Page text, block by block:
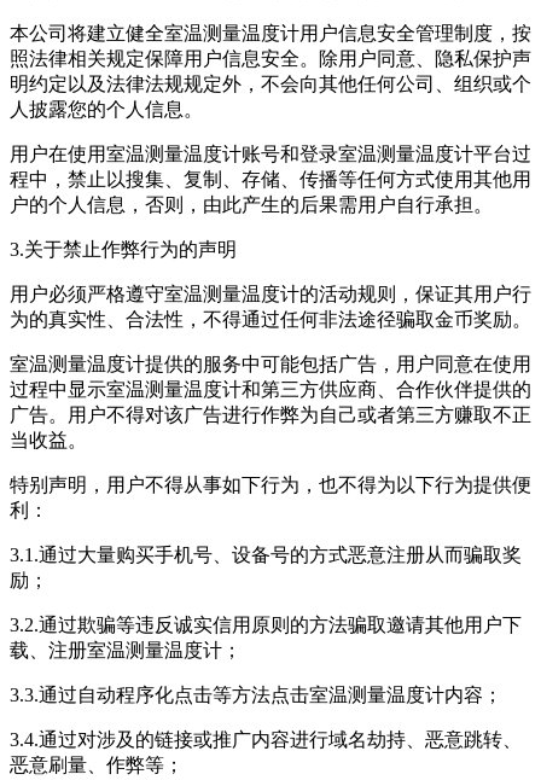
本公司将建立健全室温测量温度计用户信息安全管理制度，按
照法律相关规定保障用户信息安全。除用户同意、隐私保护声
明约定以及法律法规规定外，不会向其他任何公司、组织或个
人披露您的个人信息。
用户在使用室温测量温度计账号和登录室温测量温度计平台过
程中，禁止以搜集、复制、存储、传播等任何方式使用其他用
户的个人信息，否则，由此产生的后果需用户自行承担。
3.关于禁止作弊行为的声明
用户必须严格遵守室温测量温度计的活动规则，保证其用户行
为的真实性、合法性，不得通过任何非法途径骗取金币奖励。
室温测量温度计提供的服务中可能包括广告，用户同意在使用
过程中显示室温测量温度计和第三方供应商、合作伙伴提供的
广告。用户不得对该广告进行作弊为自己或者第三方赚取不正
当收益。
特别声明，用户不得从事如下行为，也不得为以下行为提供便
利：
3.1.通过大量购买手机号、设备号的方式恶意注册从而骗取奖
励；
3.2.通过欺骗等违反诚实信用原则的方法骗取邀请其他用户下
载、注册室温测量温度计 ；
3.3.通过自动程序化点击等方法点击室温测量温度计内容；
3.4.通过对涉及的链接或推广内容进行域名劫持、恶意跳转、
恶意刷量、作弊等；